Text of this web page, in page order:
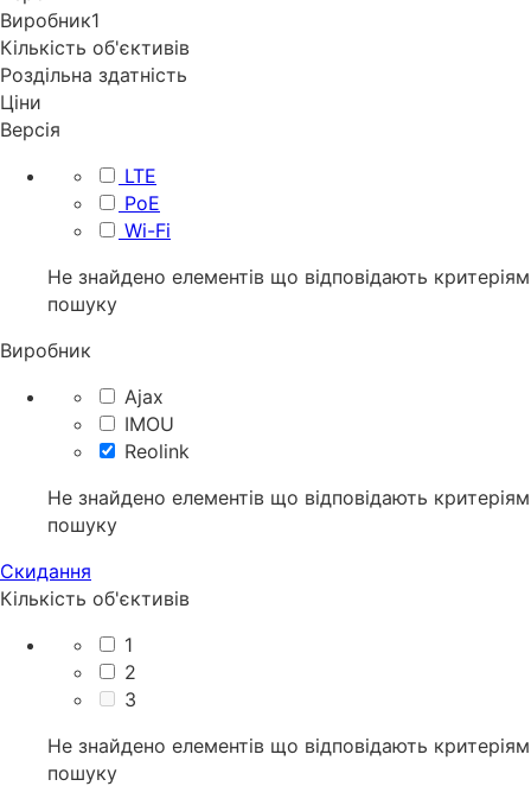
Виробник1
Кількість об'єктивів
Роздільна здатність
Ціни
Версія
LTE
PoE
Wi-Fi
Не знайдено елементів що відповідають критеріям
пошуку
Виробник
Ajax
IMOU
Reolink
Не знайдено елементів що відповідають критеріям
пошуку
Скидання
Кількість об'єктивів
1
2
3
Не знайдено елементів що відповідають критеріям
пошуку